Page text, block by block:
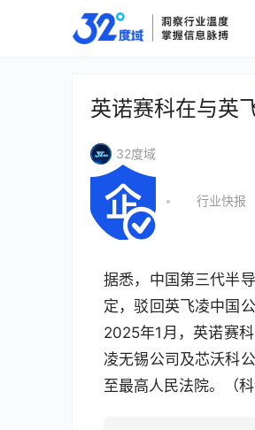
英诺赛科在与英
32度域
• 行业快报
据悉，中国第三代半
定，驳回英飞凌中国
2025年1月，英诺赛
凌无锡公司及芯沃科
至最高人民法院。（科